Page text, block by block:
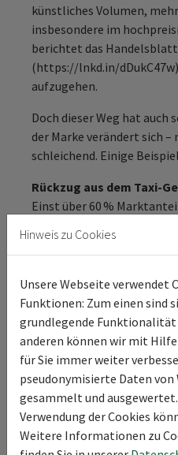
künstliches Volumen,
insbesondere im
berichtet das Handelsblatt
(https://lnkd.in/
aufzugehen.
Doch dieser Weg hat auch
der Marke verändert sich
schleichend. Einige
Rückzug aus dem Taxi-
Einst über 60 %
Großraum-E-Modelle –
Verkauf eigener
Seit 2015 wurden über die
Betriebe in Deutschland
Handelsgruppen.
Baureihenerfahrung
Rückbau der Classic
Restauratorische
zurückgefahren. Digitale
Hinweis zu Cookies
Unsere Webseite verwendet
Funktionen: Zum einen sind
grundlegende Funktionalität
anderen können wir mit
für Sie immer weiter
pseudonymisierte Daten von
gesammelt und
Verwendung der Cookies
Weitere Informationen zu